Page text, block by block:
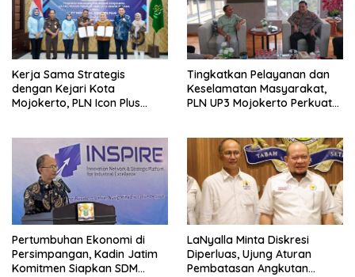
Kerja Sama Strategis
dengan Kejari Kota
Mojokerto, PLN Icon Plus
Tingkatkan Pelayanan dan
Keselamatan Masyarakat,
PLN UP3 Mojokerto Perkuat
Pertumbuhan Ekonomi di
Persimpangan, Kadin Jatim
Komitmen Siapkan SDM
LaNyalla Minta Diskresi
Diperluas, Ujung Aturan
Pembatasan Angkutan